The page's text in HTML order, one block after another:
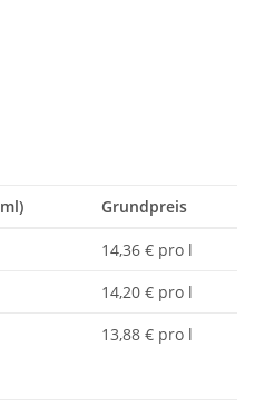
Grundpreis
14,36 € pro l
14,20 € pro l
13,88 € pro l